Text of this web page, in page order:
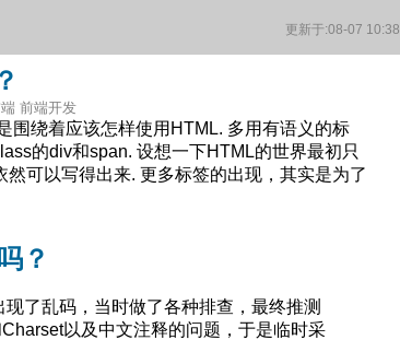
更新于:08-07 10:38
前端开发
围绕着应该怎样使用HTML. 多用有语义的标
的div和span. 设想一下HTML的世界最初只
可以写得出来. 更多标签的出现，其实是为了
？
了乱码，当时做了各种排查，最终推测
以及中文注释的问题，于是临时采